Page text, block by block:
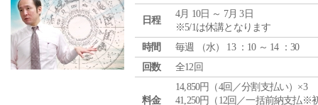
日程
4月 10日 ～ 7月 3日
※5/1は休講となります
時間
毎週 （水） 13 ：10 ～ 14 ：30
回数
全12回
料金
14,850円（4回／分割支払い）×3
41,250円（12回／一括前納支払※